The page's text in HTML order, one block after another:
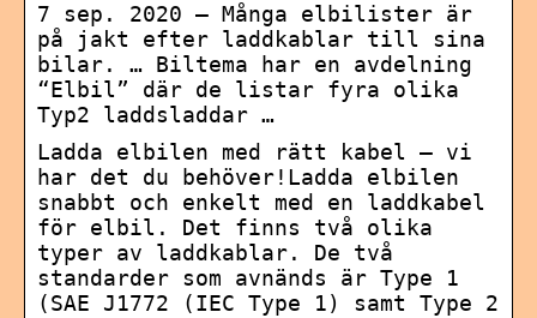
7 sep. 2020 — Många elbilister är
på jakt efter laddkablar till sina
bilar. … Biltema har en avdelning
“Elbil” där de listar fyra olika
Typ2 laddsladdar …
Ladda elbilen med rätt kabel – vi
har det du behöver!Ladda elbilen
snabbt och enkelt med en laddkabel
för elbil. Det finns två olika
typer av laddkablar. De två
standarder som avnänds är Type 1
(SAE J1772 (IEC Type 1) samt Type 2